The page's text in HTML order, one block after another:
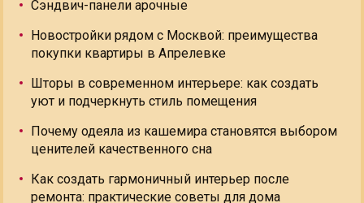
Сэндвич-панели арочные
Новостройки рядом с Москвой: преимущества
покупки квартиры в Апрелевке
Шторы в современном интерьере: как создать
уют и подчеркнуть стиль помещения
Почему одеяла из кашемира становятся выбором
ценителей качественного сна
Как создать гармоничный интерьер после
ремонта: практические советы для дома